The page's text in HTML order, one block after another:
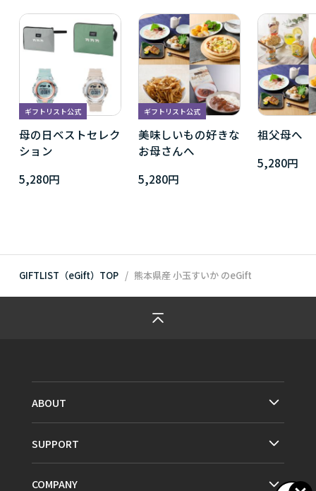
ギフトリスト公式
母の日ベストセレク
ション
5,280円
ギフトリスト公式
美味しいもの好きな
お母さんへ
5,280円
祖父母へ
5,280円
GIFTLIST（eGift）TOP 熊本県産 小玉すいか のeGift
ABOUT
SUPPORT
COMPANY